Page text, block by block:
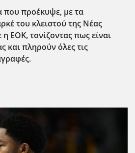
προέκυψε, με τα
του κλειστού της Νέας
ΕΟΚ, τονίζοντας πως είναι
και πληρούν όλες τις